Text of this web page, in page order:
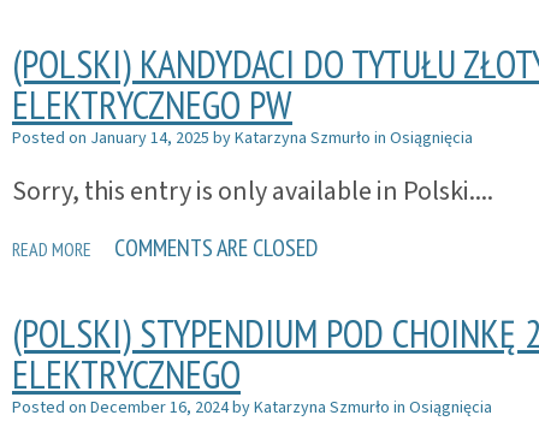
(POLSKI) KANDYDACI DO TYTUŁU
ELEKTRYCZNEGO PW
Posted on January 14, 2025 byKatarzyna Szmurło in Osiągnięcia
Sorry, this entry is only available in Polski....
READ MORE COMMENTS ARE CLOSED
(POLSKI) STYPENDIUM POD
ELEKTRYCZNEGO
Posted on December 16, 2024byKatarzyna Szmurło in Osiągnięcia